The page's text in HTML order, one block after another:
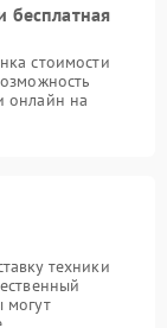
бесплатная
стоимости
онлайн на
техники
могут